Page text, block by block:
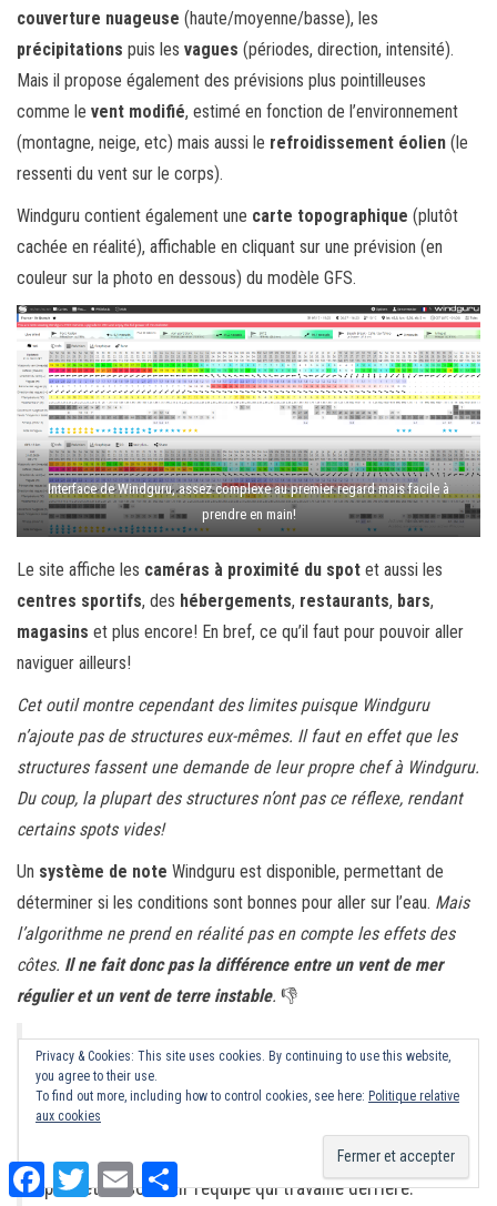
couverture nuageuse (haute/moyenne/basse), les
précipitations puis les vagues (périodes, direction, intensité).
Mais il propose également des prévisions plus pointilleuses
comme le vent modifié, estimé en fonction de l’environnement
(montagne, neige, etc) mais aussi le refroidissement éolien (le
ressenti du vent sur le corps).
Windguru contient également une carte topographique (plutôt
cachée en réalité), affichable en cliquant sur une prévision (en
couleur sur la photo en dessous) du modèle GFS.
Interface de Windguru, assez complexe au premier regard mais facile à
prendre en main!
Le site affiche les caméras à proximité du spot et aussi les
centres sportifs, des hébergements, restaurants, bars,
magasins et plus encore! En bref, ce qu’il faut pour pouvoir aller
naviguer ailleurs!
Cet outil montre cependant des limites puisque Windguru
n’ajoute pas de structures eux-mêmes. Il faut en effet que les
structures fassent une demande de leur propre chef à Windguru.
Du coup, la plupart des structures n’ont pas ce réflexe, rendant
certains spots vides!
Un système de note Windguru est disponible, permettant de
déterminer si les conditions sont bonnes pour aller sur l’eau. Mais
l’algorithme ne prend en réalité pas en compte les effets des
côtes. Il ne fait donc pas la différence entre un vent de mer
régulier et un vent de terre instable. 👎
Finalement, Windguru propose uneoffre premiumqui
enlève les pubs et donne accès à plus de cartes
topographiques (AROME notamment). L’offre
premium est, selon moi, pas nécessaire, mais elle
permet de soutenir l’équipe qui travaille derrière.
a
T
w
m
a
Privacy & Cookies: This site uses cookies. By continuing to use this website,
you agree to their use.
To find out more, including how to control cookies, see here: Politique relative
aux cookies